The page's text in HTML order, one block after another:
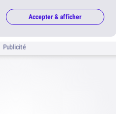
Accepter & afficher
Publicité